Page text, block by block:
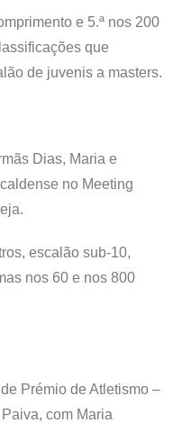
e 5.ª nos 200
que
de juvenis a masters.
Dias, Maria e
no Meeting
escalão sub-10,
nos 60 e nos 800
Prémio de Atletismo –
com Maria